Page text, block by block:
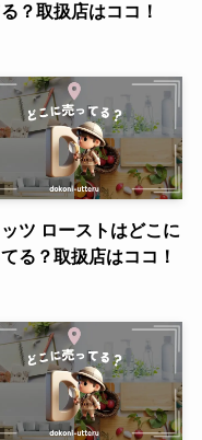
？取扱店はココ！
ツ ローストはどこに
る？取扱店はココ！